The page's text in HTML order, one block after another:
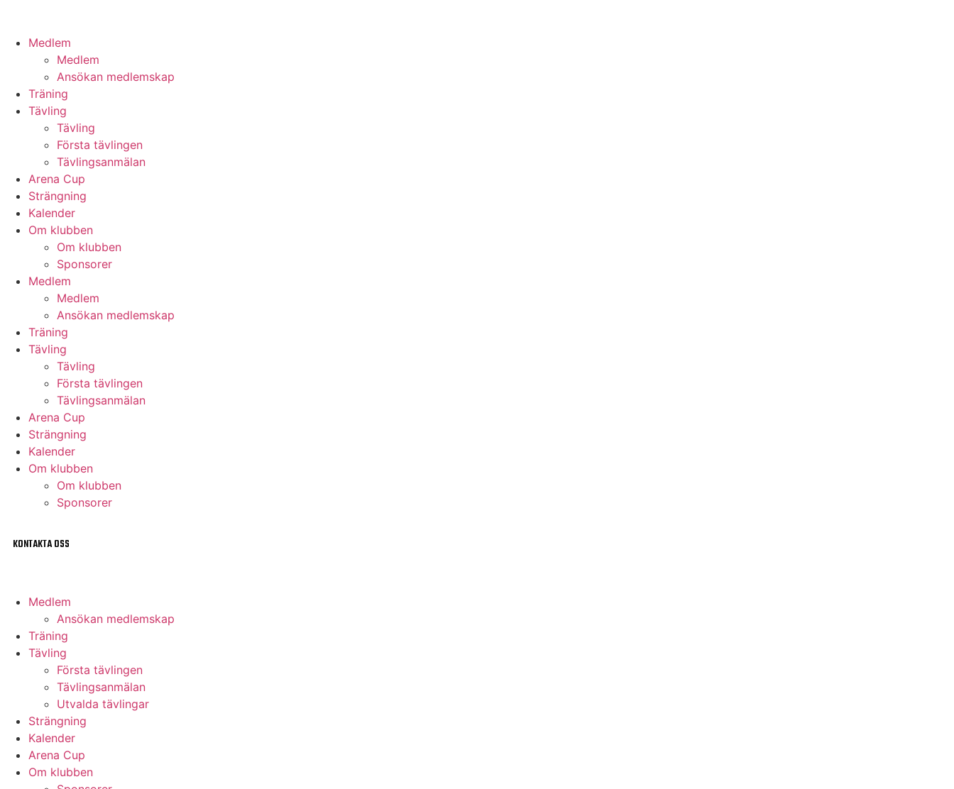
Medlem
Medlem
Ansökan medlemskap
Träning
Tävling
Tävling
Första tävlingen
Tävlingsanmälan
Arena Cup
Strängning
Kalender
Om klubben
Om klubben
Sponsorer
Medlem
Medlem
Ansökan medlemskap
Träning
Tävling
Tävling
Första tävlingen
Tävlingsanmälan
Arena Cup
Strängning
Kalender
Om klubben
Om klubben
Sponsorer
KONTAKTA OSS
Medlem
Ansökan medlemskap
Träning
Tävling
Första tävlingen
Tävlingsanmälan
Utvalda tävlingar
Strängning
Kalender
Arena Cup
Om klubben